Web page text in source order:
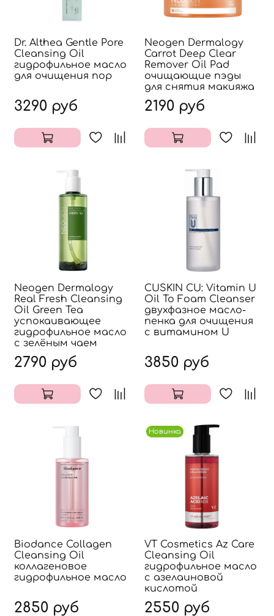
Dr. Althea Gentle Pore
Cleansing Oil
гидрофильное масло
для очищения пор
3290 руб
Neogen Dermalogy
Carrot Deep Clear
Remover Oil Pad
очищающие пэды
для снятия макияжа
2190 руб
Neogen Dermalogy
Real Fresh Cleansing
Oil Green Tea
успокаивающее
гидрофильное масло
с зелёным чаем
2790 руб
CUSKIN CU: Vitamin U
Oil To Foam Cleanser
двухфазное масло-
пенка для очищения
с витамином U
3850 руб
Biodance Collagen
Cleansing Oil
коллагеновое
гидрофильное масло
2850 руб
Новинка
VT Cosmetics Az Care
Cleansing Oil
гидрофильное масло
с азелаиновой
кислотой
2550 руб